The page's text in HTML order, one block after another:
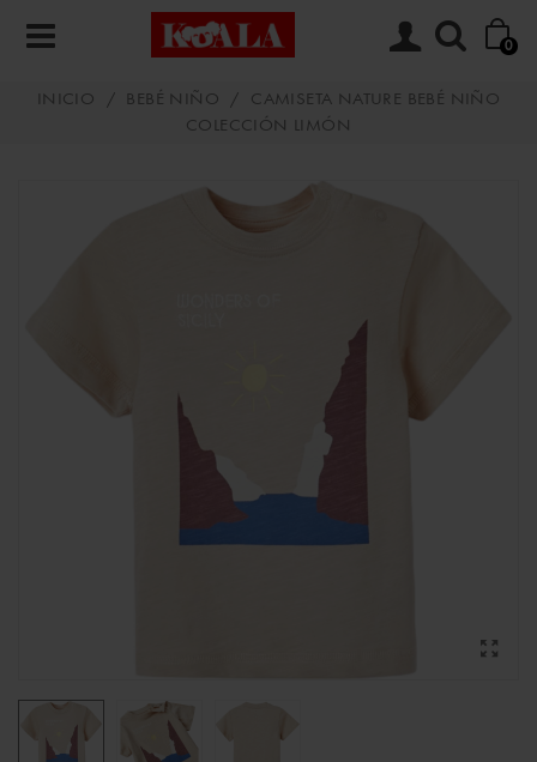
0
INICIO / BEBÉ NIÑO /
CAMISETA NATURE BEBÉ NIÑO
COLECCIÓN LIMÓN